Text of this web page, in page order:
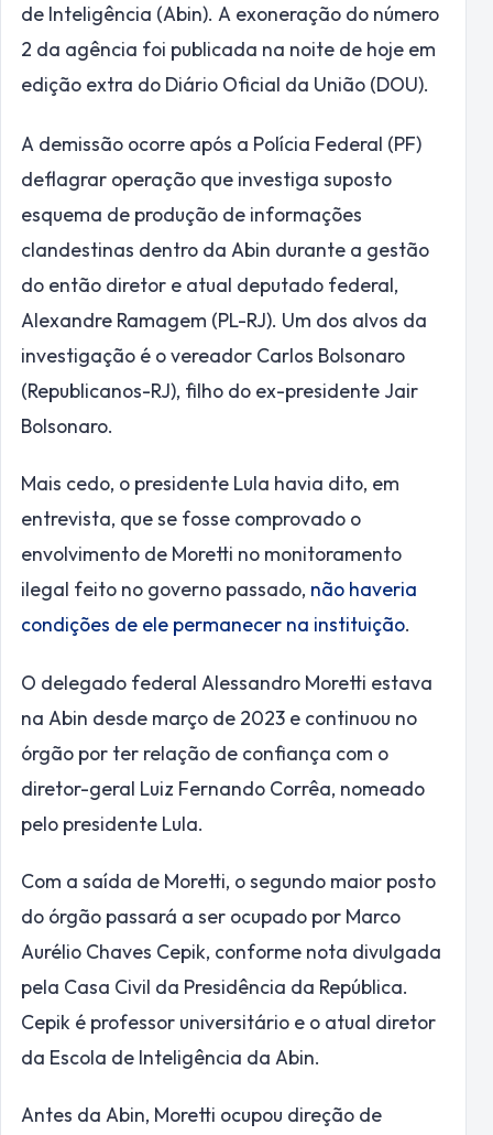
de Inteligência (Abin). A exoneração do número
2 da agência foi publicada na noite de hoje em
edição extra do Diário Oficial da União (DOU).
A demissão ocorre após a Polícia Federal (PF)
deflagrar operação que investiga suposto
esquema de produção de informações
clandestinas dentro da Abin durante a gestão
do então diretor e atual deputado federal,
Alexandre Ramagem (PL-RJ). Um dos alvos da
investigação é o vereador Carlos Bolsonaro
(Republicanos-RJ), filho do ex-presidente Jair
Bolsonaro.
Mais cedo, o presidente Lula havia dito, em
entrevista, que se fosse comprovado o
envolvimento de Moretti no monitoramento
ilegal feito no governo passado, não haveria
condições de ele permanecer na instituição.
O delegado federal Alessandro Moretti estava
na Abin desde março de 2023 e continuou no
órgão por ter relação de confiança com o
diretor-geral Luiz Fernando Corrêa, nomeado
pelo presidente Lula.
Com a saída de Moretti, o segundo maior posto
do órgão passará a ser ocupado por Marco
Aurélio Chaves Cepik, conforme nota divulgada
pela Casa Civil da Presidência da República.
Cepik é professor universitário e o atual diretor
da Escola de Inteligência da Abin.
Antes da Abin, Moretti ocupou direção de